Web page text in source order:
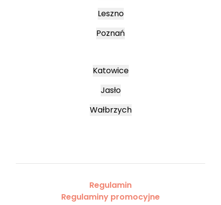
Leszno
Poznań
Katowice
Jasło
Wałbrzych
Regulamin
Regulaminy promocyjne